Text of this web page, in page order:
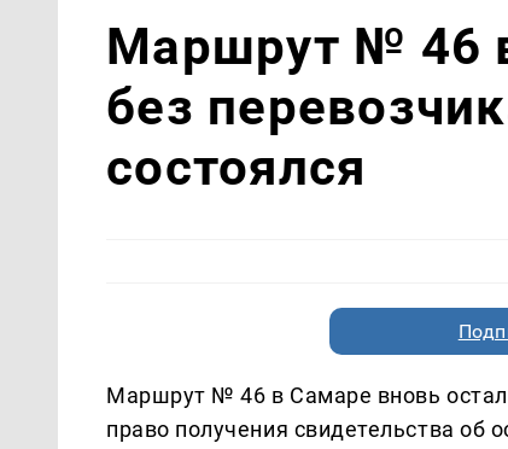
Маршрут № 46
без
состоялся
Маршрут № 46 в Самаре вновь
право получения свидетельства об